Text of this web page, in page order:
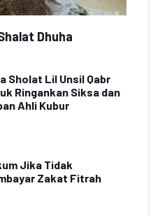
Dhuha
Sholat Lil Unsil Qabr
Ringankan Siksa dan
Ahli Kubur
Jika Tidak
Zakat Fitrah